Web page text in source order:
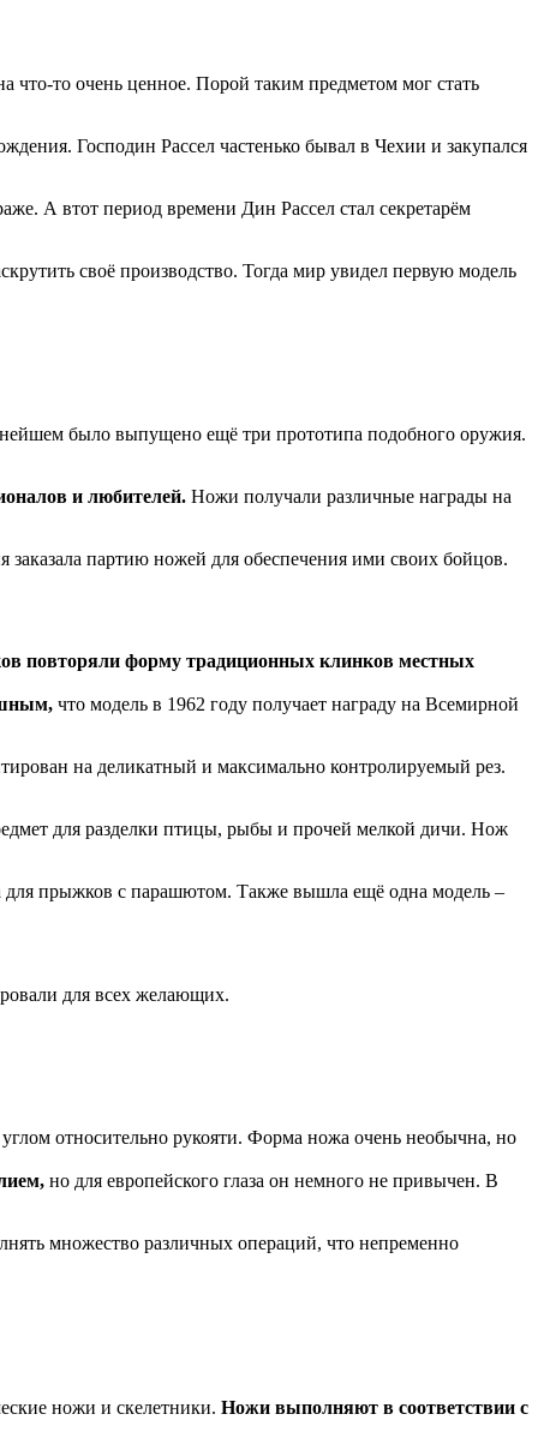
то очень ценное. Порой таким предметом мог стать
Господин Рассел частенько бывал в Чехии и закупался
А втот период времени Дин Рассел стал секретарём
своё производство. Тогда мир увидел первую модель
было выпущено ещё три прототипа подобного оружия.
и любителей. Ножи получали различные награды на
партию ножей для обеспечения ими своих бойцов.
повторяли форму традиционных клинков местных
что модель в 1962 году получает награду на Всемирной
на деликатный и максимально контролируемый рез.
для разделки птицы, рыбы и прочей мелкой дичи. Нож
для прыжков с парашютом. Также вышла ещё одна модель –
для всех желающих.
относительно рукояти. Форма ножа очень необычна, но
но для европейского глаза он немного не привычен. В
множество различных операций, что непременно
ножи и скелетники. Ножи выполняют в соответствии с